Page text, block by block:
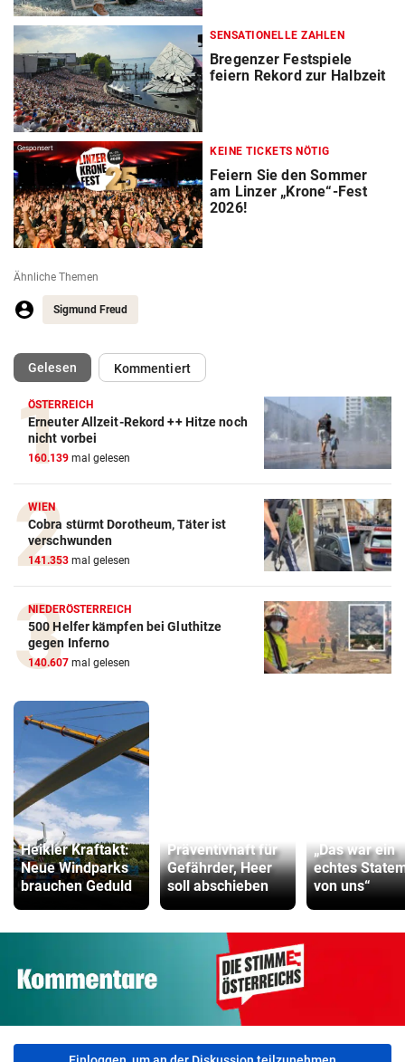
SENSATIONELLE ZAHLEN
Bregenzer Festspiele
feiern Rekord zur Halbzeit
Gesponsert KEINE TICKETS NÖTIG
Feiern Sie den Sommer
am Linzer „Krone“-Fest
2026!
Ähnliche Themen
Sigmund Freud
Gelesen(ausgewählt)Kommentiert
ÖSTERREICH
Erneuter Allzeit-Rekord ++ Hitze noch
nicht vorbei
160.139 mal gelesen
WIEN
Cobra stürmt Dorotheum, Täter ist
verschwunden
141.353 mal gelesen
NIEDERÖSTERREICH
500 Helfer kämpfen bei Gluthitze
gegen Inferno
140.607 mal gelesen
Heikler Kraftakt:
Neue Windparks
brauchen Geduld
Präventivhaft für
Gefährder, Heer
soll abschieben
„Das war ein
echtes
von uns“